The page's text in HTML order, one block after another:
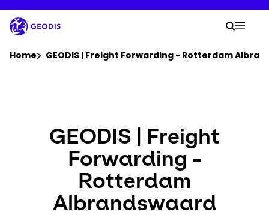
naar
hoofdtekst
Newsroom
Werken bij
Locaties
Uw
Zoek
Home GEODIS | Freight Forwarding - Rotterdam
GEODIS | Freight
Forwarding -
Rotterdam
Albrandswaard